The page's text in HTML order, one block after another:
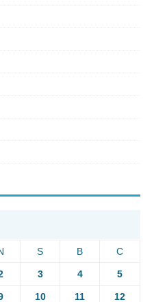
S B C
3 4 5
10 11 12